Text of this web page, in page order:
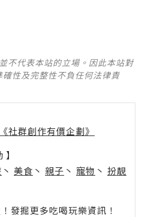
不代表本站的立場。因此本站對
性及完整性不負任何法律責
社群創作有價企劃》
丶 美食 丶 親子 丶 寵物 丶 扮靚
發掘更多吃喝玩樂資訊！